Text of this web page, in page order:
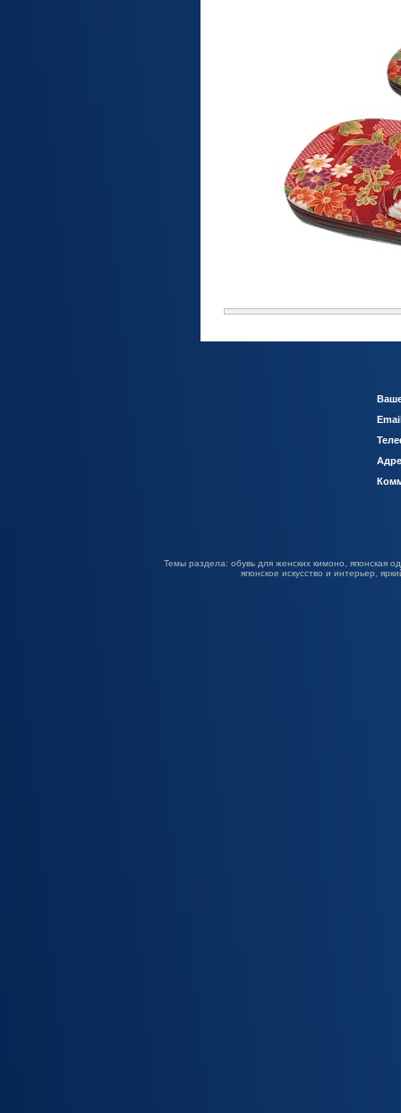
Темы раздела: обувь для женских кимоно, японская
японское искусство и интерьер,